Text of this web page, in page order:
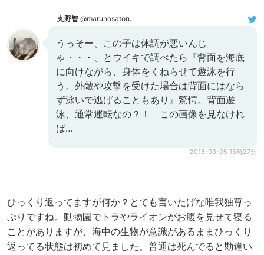
丸野智 @marunosatoru
うっそー、この子は体調が悪いんじ
ゃ・・・、とウイキで調べたら『背面を海底
に向けながら、身体をくねらせて遊泳を行
う。外敵や攻撃を受けた場合は背面にはなら
ず泳いで逃げることもあり』驚愕。背面遊
泳、通常運転なの？！ この画像を見なけれ
ば…
2018-03-05 15時27分
ひっくり返ってますが何か？とでも言いたげな唯我独尊っ
ぷりですね。動物園でトラやライオンがお腹を見せて寝る
ことがありますが、海中の生物が意識があるままひっくり
返ってる状態は初めて見ました。普通は死んでると勘違い